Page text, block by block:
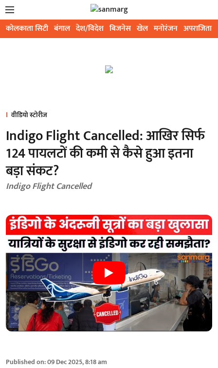
कोलकाता सिटी बंगाल देश/विदेश बिजनेस खेल मनोरंजन अपराजिता
वीडियो स्टोरीज
Indigo Flight Cancelled: आखिर सिर्फ
124 पायलटों की कमी से कैसे हुआ इतना
बड़ा संकट?
Indigo Flight Cancelled
Published on:09 Dec 2025, 8:18 am